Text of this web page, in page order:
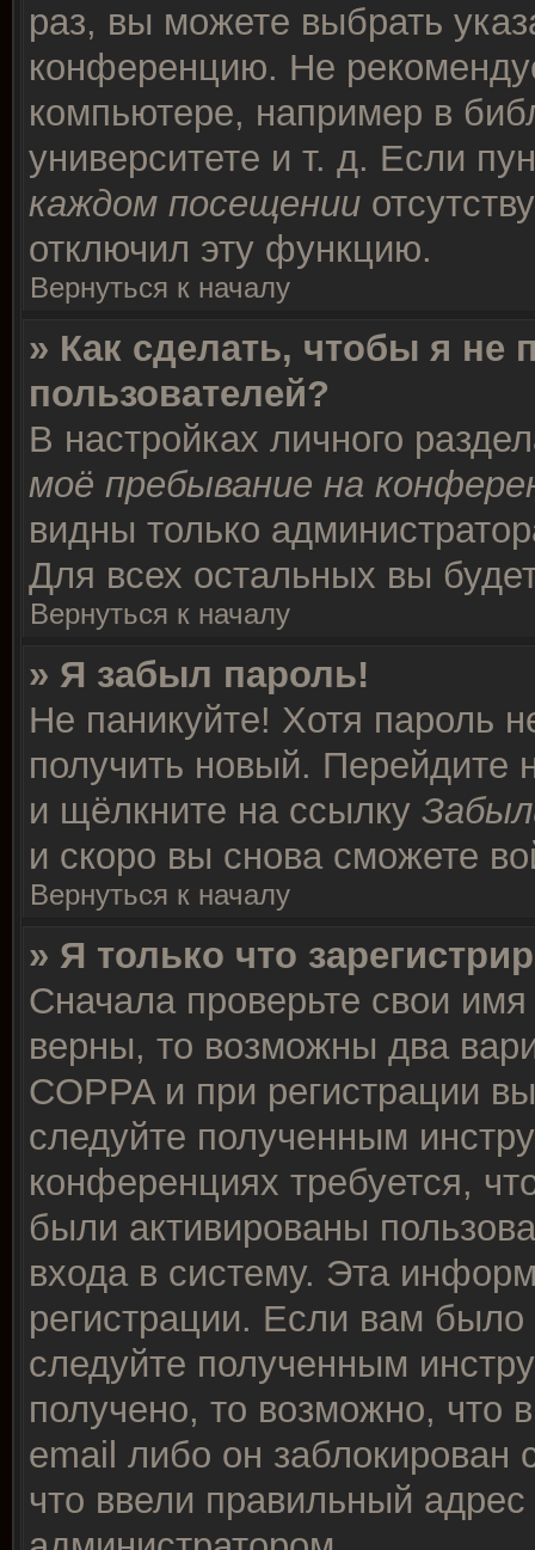
раз, вы можете выбрать
конференцию. Не
компьютере, например в
университете и т. д. Если
каждом посещении
отключил эту функцию.
Вернуться к началу
» Как сделать, чтобы я не
пользователей?
В настройках личного
моё пребывание на
видны только
Для всех остальных вы
Вернуться к началу
» Я забыл пароль!
Не паникуйте! Хотя пароль
получить новый. Перейдите
и щёлкните на ссылку
и скоро вы снова сможете
Вернуться к началу
» Я только что
Сначала проверьте свои
верны, то возможны два
COPPA и при регистрации
следуйте полученным
конференциях требуется,
были активированы
входа в систему. Эта
регистрации. Если вам
следуйте полученным
получено, то возможно, что
email либо он
что ввели правильный